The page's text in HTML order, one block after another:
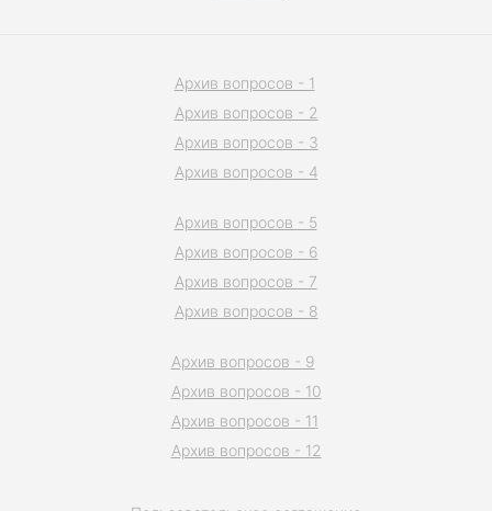
Архив вопросов - 1
Архив вопросов - 2
Архив вопросов - 3
Архив вопросов - 4
Архив вопросов - 5
Архив вопросов - 6
Архив вопросов - 7
Архив вопросов - 8
Архив вопросов - 9
Архив вопросов - 10
Архив вопросов - 11
Архив вопросов - 12